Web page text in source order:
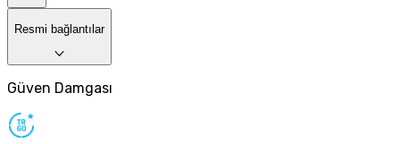
Resmi bağlantılar
Güven Damgası